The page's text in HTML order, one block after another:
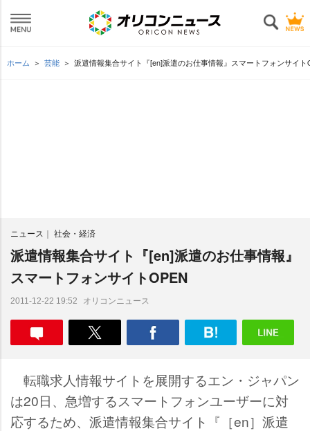
ホーム 芸能 派遣情報集合サイト『[en]派遣のお仕事情報』スマートフォンサイト
ニュース 社会・経済
派遣情報集合サイト『[en]派遣のお仕事情報』
スマートフォンサイトOPEN
2011-12-22 19:52 オリコンニュース
転職求人情報サイトを展開するエン・ジャパン
は20日、急増するスマートフォンユーザーに対
応するため、派遣情報集合サイト『［en］派遣